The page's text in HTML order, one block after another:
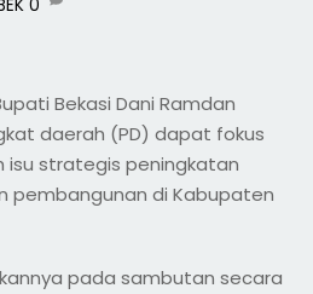
0
Bekasi Dani Ramdan
daerah (PD) dapat fokus
isu strategis peningkatan
pembangunan di Kabupaten
pada sambutan secara